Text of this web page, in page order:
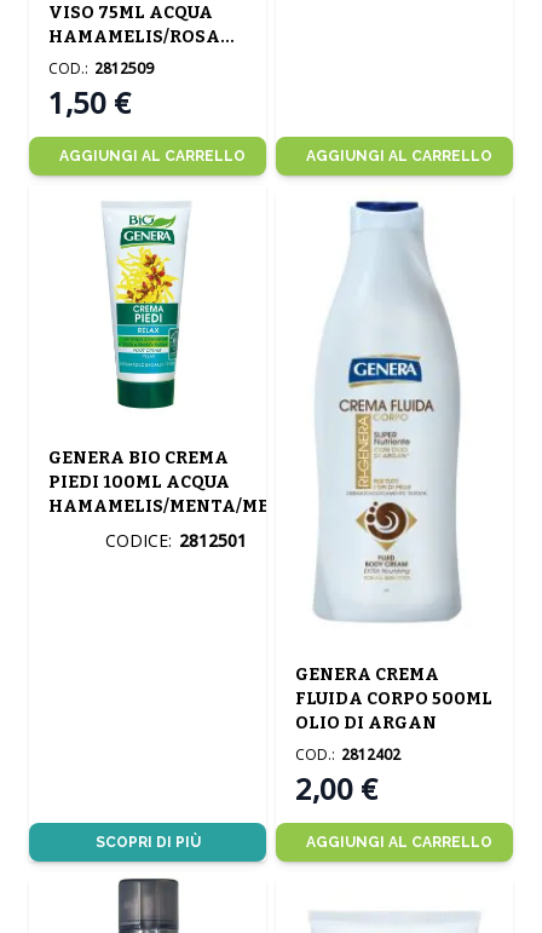
VISO 75ML ACQUA
HAMAMELIS/ROSA
DAMASCENA
1,50 €
COD.: 2812509
AGGIUNGI AL CARRELLO AGGIUNGI AL CARRELLO
GENERA BIO CREMA
PIEDI 100ML ACQUA
HAMAMELIS/MENTA/MELISSA
CODICE: 2812501
SCOPRI DI PIÙ
GENERA CREMA
FLUIDA CORPO 500ML
OLIO DI ARGAN
2,00 €
COD.: 2812402
AGGIUNGI AL CARRELLO